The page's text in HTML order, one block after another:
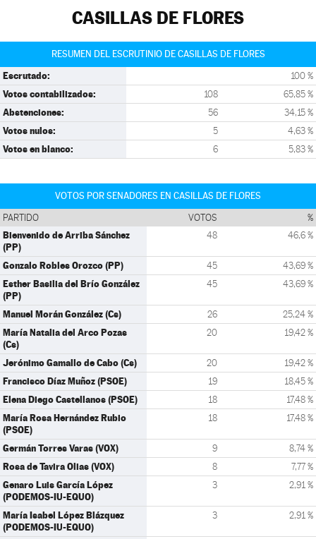
CASILLAS DE FLORES
RESUMEN DEL ESCRUTINIO DE CASILLAS DE FLORES
Escrutado: 100 %
Votos contabilizados: 108 65,85 %
Abstenciones: 56 34,15 %
Votos nulos: 5 4,63 %
Votos en blanco: 6 5,83 %
VOTOS POR SENADORES EN CASILLAS DE FLORES
PARTIDO VOTOS %
Bienvenido de Arriba Sánchez
(PP)
48 46,6 %
Gonzalo Robles Orozco (PP) 45 43,69 %
Esther Basilia del Brío González
(PP)
45 43,69 %
Manuel Morán González (Cs) 26 25,24 %
María Natalia del Arco Pozas
(Cs)
20 19,42 %
Jerónimo Gamallo de Cabo (Cs) 20 19,42 %
Francisco Díaz Muñoz (PSOE) 19 18,45 %
Elena Diego Castellanos (PSOE) 18 17,48 %
María Rosa Hernández Rubio
(PSOE)
18 17,48 %
Germán Torres Varas (VOX) 9 8,74 %
Rosa de Tavira Olias (VOX) 8 7,77 %
Genaro Luis García López
(PODEMOS-IU-EQUO)
3 2,91 %
María Isabel López Blázquez
(PODEMOS-IU-EQUO)
3 2,91 %